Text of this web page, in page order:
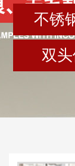
不锈
双